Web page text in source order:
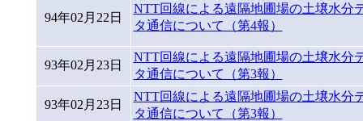
94年02月22日
NTT回線による遠隔地圃場の土壌水分
タ通信について（第4報）
93年02月23日
NTT回線による遠隔地圃場の土壌水分
タ通信について（第3報）
93年02月23日
NTT回線による遠隔地圃場の土壌水分
タ通信について（第3報）